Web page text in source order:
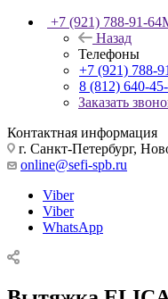
+7 (921) 788-91-64
Назад
Телефоны
+7 (921) 788-
8 (812) 640-
Заказать
Контактная информация
г. Санкт-Петербург,
online@sefi-spb.ru
Viber
Viber
WhatsApp